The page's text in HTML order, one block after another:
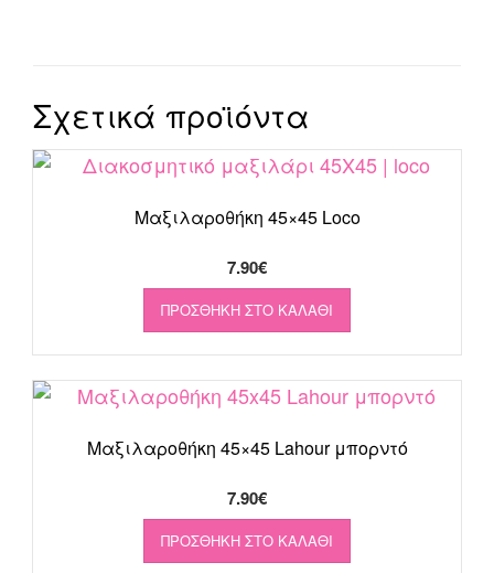
Σχετικά προϊόντα
Μαξιλαροθήκη 45×45 Loco
7.90€
ΠΡΟΣΘΉΚΗ ΣΤΟ ΚΑΛΆΘΙ
Μαξιλαροθήκη 45×45 Lahour μπορντό
7.90€
ΠΡΟΣΘΉΚΗ ΣΤΟ ΚΑΛΆΘΙ